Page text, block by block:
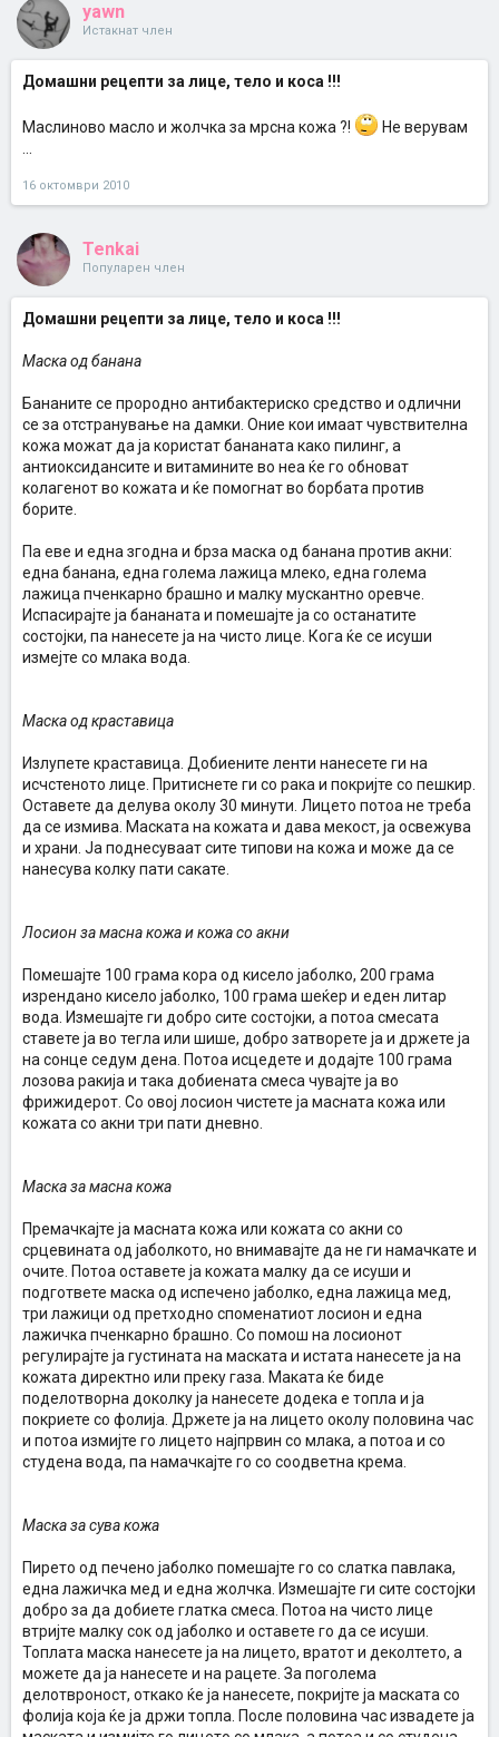
yawn
Истакнат член
Домашни рецепти за лице, тело и коса !!!
Маслиново масло и жолчка за мрсна кожа ?!
Не верувам
16 октомври 2010
Tenkai
Популарен член
Домашни рецепти за лице, тело и коса !!!
Маска од банана
Бананите се прородно антибактериско средство и одлични
се за отстранување на дамки. Оние кои имаат чувствителна
кожа можат да ја користат бананата како пилинг, а
антиоксидансите и витамините во неа ќе го обноват
колагенот во кожата и ќе помогнат во борбата против
борите.
Па еве и една згодна и брза маска од банана против акни:
една банана, една голема лажица млеко, една голема
лажица пченкарно брашно и малку мускантно оревче.
Испасирајте ја бананата и помешајте ја со останатите
состојки, па нанесете ја на чисто лице. Кога ќе се исуши
измејте со млака вода.
Маска од краставица
Излупете краставица. Добиените ленти нанесете ги на
исчстеното лице. Притиснете ги со рака и покријте со пешкир.
Оставете да делува околу 30 минути. Лицето потоа не треба
да се измива. Маската на кожата и дава мекост, ја освежува
и храни. Ја поднесуваат сите типови на кожа и може да се
нанесува колку пати сакате.
Лосион за масна кожа и кожа со акни
Помешајте 100 грама кора од кисело јаболко, 200 грама
изрендано кисело јаболко, 100 грама шеќер и еден литар
вода. Измешајте ги добро сите состојки, а потоа смесата
ставете ја во тегла или шише, добро затворете ја и држете ја
на сонце седум дена. Потоа исцедете и додајте 100 грама
лозова ракија и така добиената смеса чувајте ја во
фрижидерот. Со овој лосион чистете ја масната кожа или
кожата со акни три пати дневно.
Маска за масна кожа
Премачкајте ја масната кожа или кожата со акни со
срцевината од јаболкото, но внимавајте да не ги намачкате и
очите. Потоа оставете ја кожата малку да се исуши и
подгответе маска од испечено јаболко, една лажица мед,
три лажици од претходно споменатиот лосион и една
лажичка пченкарно брашно. Со помош на лосионот
регулирајте ја густината на маската и истата нанесете ја на
кожата директно или преку газа. Маката ќе биде
поделотворна доколку ја нанесете додека е топла и ја
покриете со фолија. Држете ја на лицето околу половина час
и потоа измијте го лицето најпрвин со млака, а потоа и со
студена вода, па намачкајте го со соодветна крема.
Маска за сува кожа
Пирето од печено јаболко помешајте го со слатка павлака,
една лажичка мед и една жолчка. Измешајте ги сите состојки
добро за да добиете глатка смеса. Потоа на чисто лице
втријте малку сок од јаболко и оставете го да се исуши.
Топлата маска нанесете ја на лицето, вратот и деколтето, а
можете да ја нанесете и на рацете. За поголема
делотвроност, откако ќе ја нанесете, покријте ја маската со
фолија која ќе ја држи топла. После половина час извадете ја